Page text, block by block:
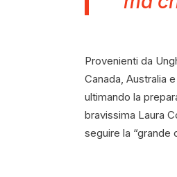
Provenienti da
Canada, Australia
ultimando la
bravissima Laura
seguire la “grande